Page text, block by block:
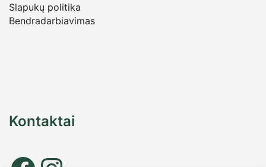
Slapukų politika
Bendradarbiavimas
Kontaktai